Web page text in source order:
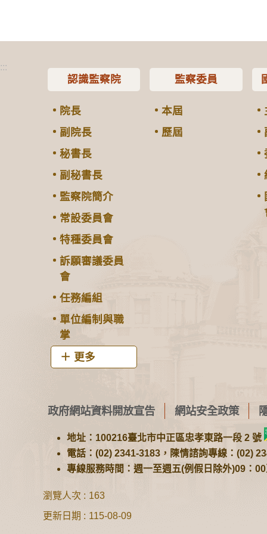
:::
認識監察院
院長
副院長
秘書長
副秘書長
監察院簡介
常設委員會
特種委員會
訴願審議委員
會
任務編組
單位編制與職
掌
更多
監察委員
本屆
歷屆
政府網站資料開放宣告 網站安全政策
地址：100216臺北市中正區忠孝東路一段 2 號
電話：(02) 2341-3183，陳情諮詢專線：(02)
專線服務時間：週一至週五(例假日除外)09：
瀏覽人次
163
更新日期
115-08-09